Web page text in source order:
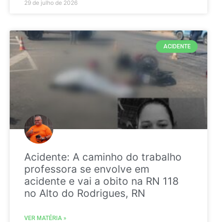
29 de julho de 2026
ACIDENTE
Acidente: A caminho do trabalho
professora se envolve em
acidente e vai a obito na RN 118
no Alto do Rodrigues, RN
VER MATÉRIA »